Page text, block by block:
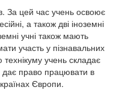
За цей час учень освоює
а також дві іноземні
учні також мають
участь у пізнавальних
технікуму учень складає
право працювати в
Європи.